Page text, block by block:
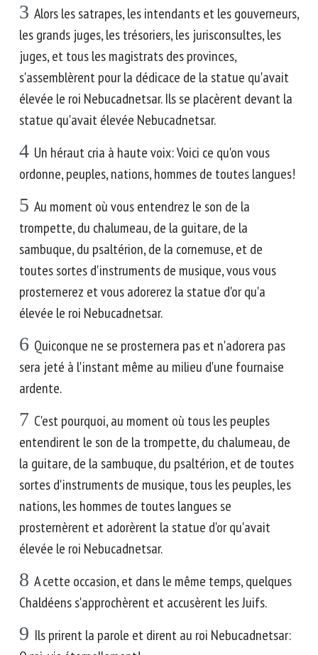
3 Alors les satrapes, les intendants et les gouverneurs,
les grands juges, les trésoriers, les jurisconsultes, les
juges, et tous les magistrats des provinces,
s'assemblèrent pour la dédicace de la statue qu'avait
élevée le roi Nebucadnetsar. Ils se placèrent devant la
statue qu'avait élevée Nebucadnetsar.
4 Un héraut cria à haute voix: Voici ce qu'on vous
ordonne, peuples, nations, hommes de toutes langues!
5 Au moment où vous entendrez le son de la
trompette, du chalumeau, de la guitare, de la
sambuque, du psaltérion, de la cornemuse, et de
toutes sortes d'instruments de musique, vous vous
prosternerez et vous adorerez la statue d'or qu'a
élevée le roi Nebucadnetsar.
6 Quiconque ne se prosternera pas et n'adorera pas
sera jeté à l'instant même au milieu d'une fournaise
ardente.
7 C'est pourquoi, au moment où tous les peuples
entendirent le son de la trompette, du chalumeau, de
la guitare, de la sambuque, du psaltérion, et de toutes
sortes d'instruments de musique, tous les peuples, les
nations, les hommes de toutes langues se
prosternèrent et adorèrent la statue d'or qu'avait
élevée le roi Nebucadnetsar.
8 A cette occasion, et dans le même temps, quelques
Chaldéens s'approchèrent et accusèrent les Juifs.
9 Ils prirent la parole et dirent au roi Nebucadnetsar: